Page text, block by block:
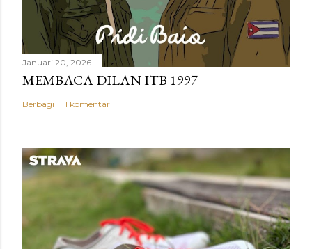
Januari 20, 2026
MEMBACA DILAN ITB 1997
Berbagi 1 komentar